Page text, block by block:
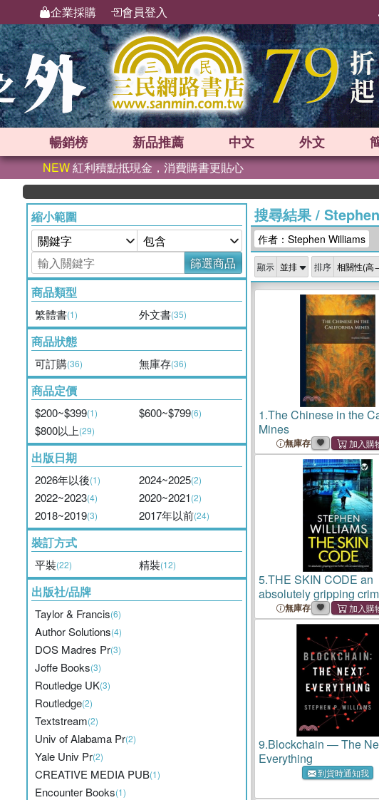
企業採購 會員登入
暢銷榜 新品推薦 中文 外文
NEW紅利積點抵現金，消費購書更貼心
縮小範圍
篩選商品
商品類型
繁體書(1) 外文書(35)
商品狀態
可訂購(36) 無庫存(36)
商品定價
$200~$399(1) $600~$799(6)
$800以上(29)
出版日期
2026年以後(1) 2024~2025(2)
2022~2023(4) 2020~2021(2)
2018~2019(3) 2017年以前(24)
裝訂方式
平裝(22) 精裝(12)
出版社/品牌
Taylor & Francis(6)
Author Solutions(4)
DOS Madres Pr(3)
Joffe Books(3)
Routledge UK(3)
Routledge(2)
Textstream(2)
Univ of Alabama Pr(2)
Yale Univ Pr(2)
CREATIVE MEDIA PUB(1)
Encounter Books(1)
搜尋結果/
作者：Stephen Williams
顯示 排序
1.The Chinese in the
Mines
無庫存
5.THE SKIN CODE an
absolutely gripping
thriller with an
無庫存
9.Blockchain ― The
Everything
到貨時通知我